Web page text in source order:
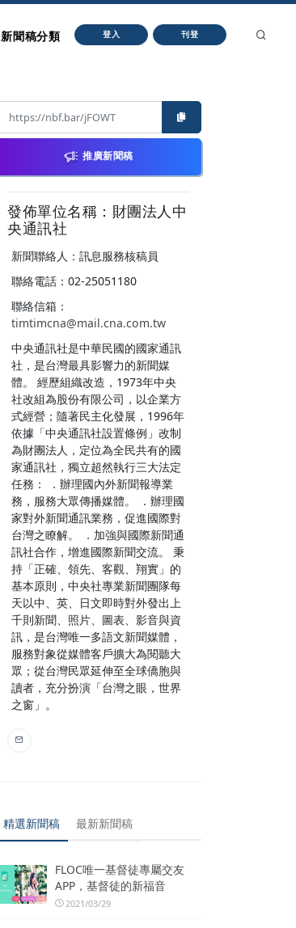
新聞稿分類 登入 刊登
推廣新聞稿
發佈單位名稱：財團法人中
央通訊社
新聞聯絡人：訊息服務核稿員
聯絡電話：02-25051180
聯絡信箱：
timtimcna@mail.cna.com.tw
中央通訊社是中華民國的國家通訊
社，是台灣最具影響力的新聞媒
體。 經歷組織改造，1973年中央
社改組為股份有限公司，以企業方
式經營；隨著民主化發展，1996年
依據「中央通訊社設置條例」改制
為財團法人，定位為全民共有的國
家通訊社，獨立超然執行三大法定
任務： ．辦理國內外新聞報導業
務，服務大眾傳播媒體。 ．辦理國
家對外新聞通訊業務，促進國際對
台灣之瞭解。 ．加強與國際新聞通
訊社合作，增進國際新聞交流。 秉
持「正確、領先、客觀、翔實」的
基本原則，中央社專業新聞團隊每
天以中、英、日文即時對外發出上
千則新聞、照片、圖表、影音與資
訊，是台灣唯一多語文新聞媒體，
服務對象從媒體客戶擴大為閱聽大
眾；從台灣民眾延伸至全球僑胞與
讀者，充分扮演「台灣之眼，世界
之窗」。
精選新聞稿 最新新聞稿
FLOC唯一基督徒專屬交友
APP，基督徒的新福音
2021/03/29